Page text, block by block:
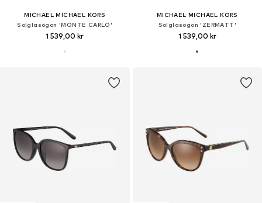
MICHAEL MICHAEL KORS
Solglasögon 'MONTE CARLO'
1 539,00 kr
MICHAEL MICHAEL KORS
Solglasögon 'ZERMATT'
1 539,00 kr